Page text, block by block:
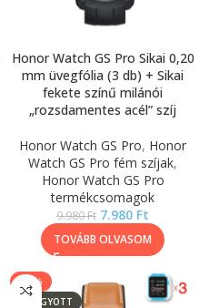
Honor Watch GS Pro Sikai 0,20
mm üvegfólia (3 db) + Sikai
fekete színű milánói
„rozsdamentes acél” szíj
Honor Watch GS Pro, Honor
Watch GS Pro fém szíjak,
Honor Watch GS Pro
termékcsomagok
9.980Ft 7.980 Ft
TOVÁBB OLVASOM
-17%
ELFOGYOTT